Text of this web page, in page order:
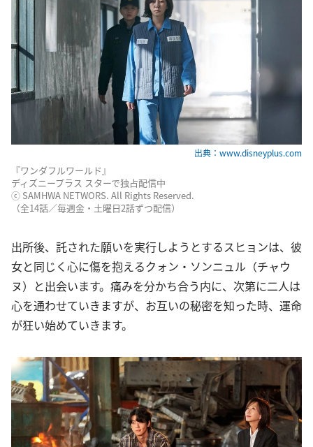
出典：www.disneyplus.com
『ワンダフルワールド』
ディズニープラス スターで独占配信中
ⓒ SAMHWA NETWORS. All Rights Reserved.
（全14話／毎週金・土曜日2話ずつ配信）
出所後、託された願いを実行しようとするスヒョンは、彼
女と同じく心に傷を抱えるクォン・ソンニュル（チャウ
ヌ）と出会います。痛みを分かち合う内に、次第に二人は
心を通わせていきますが、お互いの秘密を知った時、運命
が狂い始めていきます。